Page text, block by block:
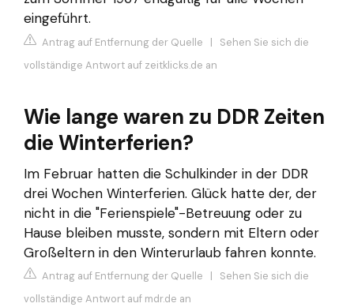
eingeführt.
Antrag auf Entfernung der Quelle | Sehen Sie sich die
vollständige Antwort auf zeitklicks.de an
Wie lange waren zu DDR Zeiten
die Winterferien?
Im Februar hatten die Schulkinder in der DDR
drei Wochen Winterferien. Glück hatte der, der
nicht in die "Ferienspiele"-Betreuung oder zu
Hause bleiben musste, sondern mit Eltern oder
Großeltern in den Winterurlaub fahren konnte.
Antrag auf Entfernung der Quelle | Sehen Sie sich die
vollständige Antwort auf mdr.de an